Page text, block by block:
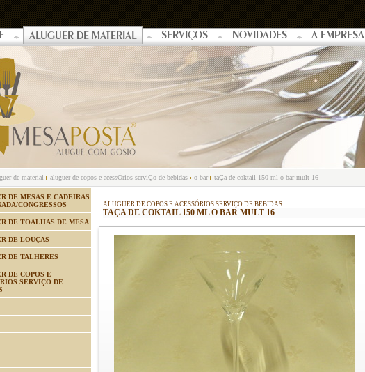
ALUGUER DE MATERIAL SERVIÇOS NOVIDADES A EMPRESA
de material aluguer de copos e acessÓrios serviÇo de bebidas o bar taÇa de coktail 150 ml o bar mult 16
DE MESAS E CADEIRAS
CONGRESSOS
DE TOALHAS DE MESA
DE LOUÇAS
DE TALHERES
DE COPOS E
SERVIÇO DE
ALUGUER DE COPOS E ACESSÓRIOS SERVIÇO DE BEBIDAS
TAÇA DE COKTAIL 150 ML O BAR MULT 16